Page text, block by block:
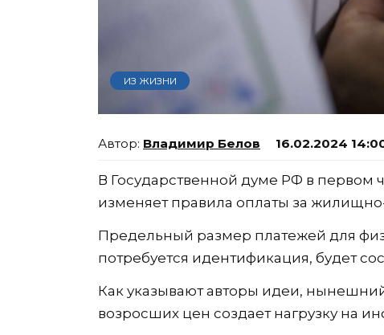
ИЗ ЖИЗНИ
Владимир Белов 16.02.2024
В Государственной думе РФ в первом
изменяет правила оплаты за
Предельный размер платежей для
потребуется идентификация, будет
Как указывают авторы идеи,
возросших цен создает нагрузку на